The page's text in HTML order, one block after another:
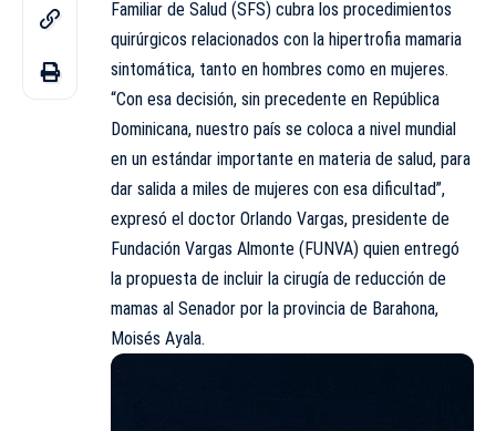
Familiar de Salud (SFS) cubra los procedimientos
quirúrgicos relacionados con la hipertrofia mamaria
sintomática, tanto en hombres como en mujeres.
“Con esa decisión, sin precedente en República
Dominicana, nuestro país se coloca a nivel mundial
en un estándar importante en materia de salud, para
dar salida a miles de mujeres con esa dificultad”,
expresó el doctor Orlando Vargas, presidente de
Fundación Vargas Almonte (FUNVA) quien entregó
la propuesta de incluir la cirugía de reducción de
mamas al Senador por la provincia de Barahona,
Moisés Ayala.